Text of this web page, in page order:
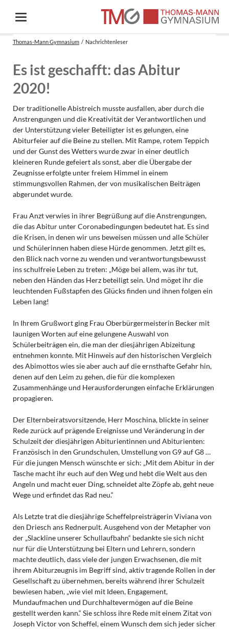
Thomas-Mann Gymnasium Nachrichtenleser
Es ist geschafft: das Abitur
2020!
Der traditionelle Abistreich musste ausfallen, aber durch die
Anstrengungen und die Kreativität der Verantwortlichen und
der Unterstützung vieler Beteiligter ist es gelungen, eine
Abiturfeier auf die Beine zu stellen. Mit Rampe, rotem Teppich
und der Gunst des Wetters wurde zwar in einer deutlich
kleineren Runde gefeiert als sonst, aber die Übergabe der
Zeugnisse erfolgte unter freiem Himmel in einem
stimmungsvollen Rahmen, der von musikalischen Beiträgen
abgerundet wurde.
Frau Anzt verwies in ihrer Begrüßung auf die Anstrengungen,
die das Abitur unter Coronabedingungen bedeutet hat. Es sind
die Krisen, in denen wir uns beweisen müssen und alle Schüler
und Schülerinnen haben diese Hürde genommen. Jetzt gilt es,
den Blick nach vorne zu wenden und verantwortungsbewusst
ins schulfreie Leben zu treten: „Möge bei allem, was ihr tut,
neben den Händen das Herz beteiligt sein. Und möget ihr die
leuchtenden Fußstapfen des Glücks finden und ihnen folgen ein
Leben lang!
In Ihrem Grußwort ging Frau Oberbürgermeisterin Becker mit
launigen Worten auf eine gelungene Auswahl von
Schülerbeiträgen ein, die man der diesjährigen Abizeitung
entnehmen konnte. Mit Hinweis auf den historischen Vergleich
des Abimottos wies sie aber auch auf die ernsthafte Gefahr hin,
denen auf den Leim zu gehen, die für die komplexen
Zusammenhänge und Herausforderungen einfache Erklärungen
propagieren.
Der Elternbeiratsvorsitzende, Herr Moschina, blickte in seiner
Rede zurück auf prägende Ereignisse und Veränderung in der
Schulzeit der diesjährigen Abiturientinnen und Abiturienten:
Französisch in den Grundschulen, Umstellung von G9 auf G8 …
Für die jungen Mensch wünschte er sich: „Mit dem Abitur in der
Tasche macht ihr euch auf den Weg und hebt die Welt aus den
Angeln und macht euer Ding, schneidet alte Zöpfe ab, geht neue
Wege und erfindet das Rad neu.“
Als Letzte trat die diesjährige Scheffelpreisträgerin Viviana von
den Driesch ans Rednerpult. Ausgehend von der Metapher von
der „Slackline unserer Schullaufbahn“ bedankte sie sich nicht
nur für die Unterstützung bei Eltern und Lehrern, sondern
machte deutlich, dass viele der jungen Erwachsenen, die mit
ihrem Abiturzeugnis im Begriff sind, aktiv tragende Rollen in der
Gesellschaft zu übernehmen, bereits während ihrer Schulzeit
bewiesen haben, „wie viel mit Ideen, Engagement,
Mundaufmachen und Durchhaltevermögen auf die Beine
gestellt werden kann.“ Sie schloss ihre Rede mit einem Zitat von
Joseph Victor von Scheffel, einem Wunsch dem sich jeder sicher